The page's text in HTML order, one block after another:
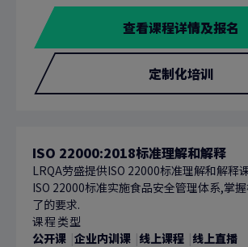
查看课程详情及报名
定制化培训
ISO 22000:2018标准理解和解释
LRQA劳盛提供ISO 22000标准理解和解释
ISO 22000标准实施食品安全管理体系,掌
了的要求.
课程类型
公开课 企业内训课 线上课程 线上直播